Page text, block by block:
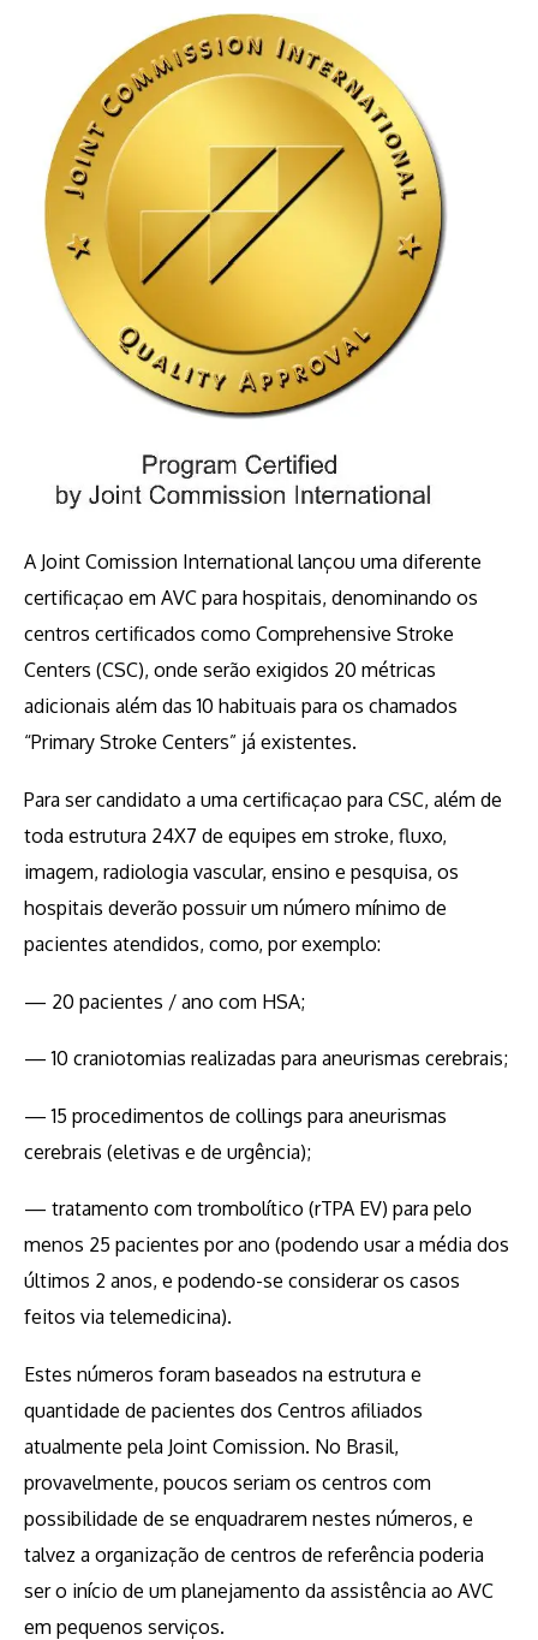
A Joint Comission International lançou uma diferente
certificaçao em AVC para hospitais, denominando os
centros certificados como Comprehensive Stroke
Centers (CSC), onde serão exigidos 20 métricas
adicionais além das 10 habituais para os chamados
“Primary Stroke Centers” já existentes.
Para ser candidato a uma certificaçao para CSC, além de
toda estrutura 24X7 de equipes em stroke, fluxo,
imagem, radiologia vascular, ensino e pesquisa, os
hospitais deverão possuir um número mínimo de
pacientes atendidos, como, por exemplo:
— 20 pacientes / ano com HSA;
— 10 craniotomias realizadas para aneurismas cerebrais;
— 15 procedimentos de collings para aneurismas
cerebrais (eletivas e de urgência);
— tratamento com trombolítico (rTPA EV) para pelo
menos 25 pacientes por ano (podendo usar a média dos
últimos 2 anos, e podendo-se considerar os casos
feitos via telemedicina).
Estes números foram baseados na estrutura e
quantidade de pacientes dos Centros afiliados
atualmente pela Joint Comission. No Brasil,
provavelmente, poucos seriam os centros com
possibilidade de se enquadrarem nestes números, e
talvez a organização de centros de referência poderia
ser o início de um planejamento da assistência ao AVC
em pequenos serviços.